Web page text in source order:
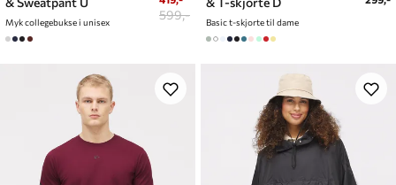
Myk collegebukse i unisex 599,- Basic t-skjorte til dame